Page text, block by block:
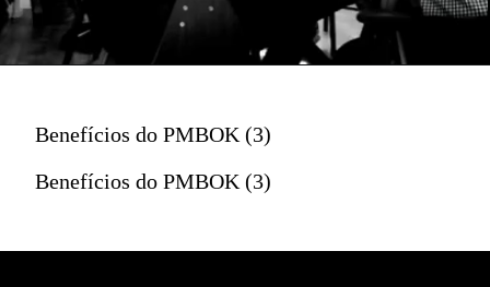
Benefícios do PMBOK (3)
Benefícios do PMBOK (3)